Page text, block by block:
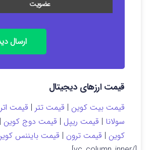
ارسال
قیمت ارزهای دیجیتال
قیمت بیت کوین | قیمت تتر | قیمت
سولانا | قیمت ریپل | قیمت دوج کوین |
کوین | قیمت ترون | قیمت بایننس